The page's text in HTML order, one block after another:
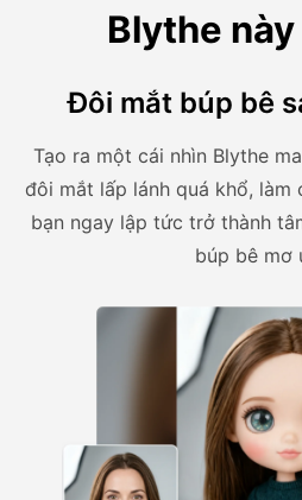
Blythe
Đôi mắt búp bê
Tạo ra một cái nhìn Blythe
đôi mắt lấp lánh quá khổ, làm
bạn ngay lập tức trở thành
búp bê mơ